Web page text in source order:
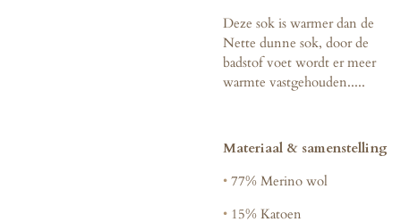
Deze sok is warmer dan de
Nette dunne sok, door de
badstof voet wordt er meer
warmte vastgehouden.....
Materiaal & samenstelling
• 77% Merino wol
• 15% Katoen